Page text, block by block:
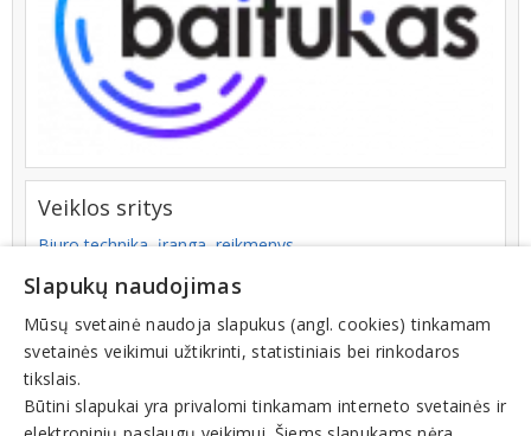
Veiklos sritys
Biuro technika, įranga, reikmenys
Kopijavimo aparatai
Laminavimo aparatai
Spausdintuvai
Elektroninė prekyba, e-komercija, internetiniai portalai
Elektroninės parduotuvės
Kompiuteriai, kompiuterių įranga, dalys
Kompiuterinė įranga
Slapukų naudojimas
Mūsų svetainė naudoja slapukus (angl. cookies) tinkamam
svetainės veikimui užtikrinti, statistiniais bei rinkodaros
tikslais.
Būtini slapukai yra privalomi tinkamam interneto svetainės ir